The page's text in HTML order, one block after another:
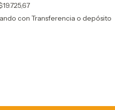
con Transferencia o depósito